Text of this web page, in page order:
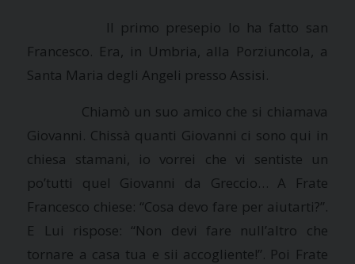
Il primo presepio lo ha fatto san
Francesco. Era, in Umbria, alla Porziuncola, a
Santa Maria degli Angeli presso Assisi.
Chiamò un suo amico che si chiamava
Giovanni. Chissà quanti Giovanni ci sono qui in
chiesa stamani, io vorrei che vi sentiste un
po’tutti quel Giovanni da Greccio… A Frate
Francesco chiese: “Cosa devo fare per aiutarti?”.
E Lui rispose: “Non devi fare null’altro che
tornare a casa tua e sii accogliente!”. Poi Frate